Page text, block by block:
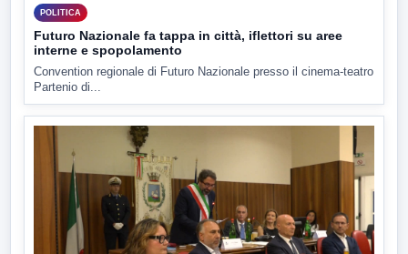
POLITICA
Futuro Nazionale fa tappa in città, iflettori su aree
interne e spopolamento
Convention regionale di Futuro Nazionale presso il cinema-teatro
Partenio di...